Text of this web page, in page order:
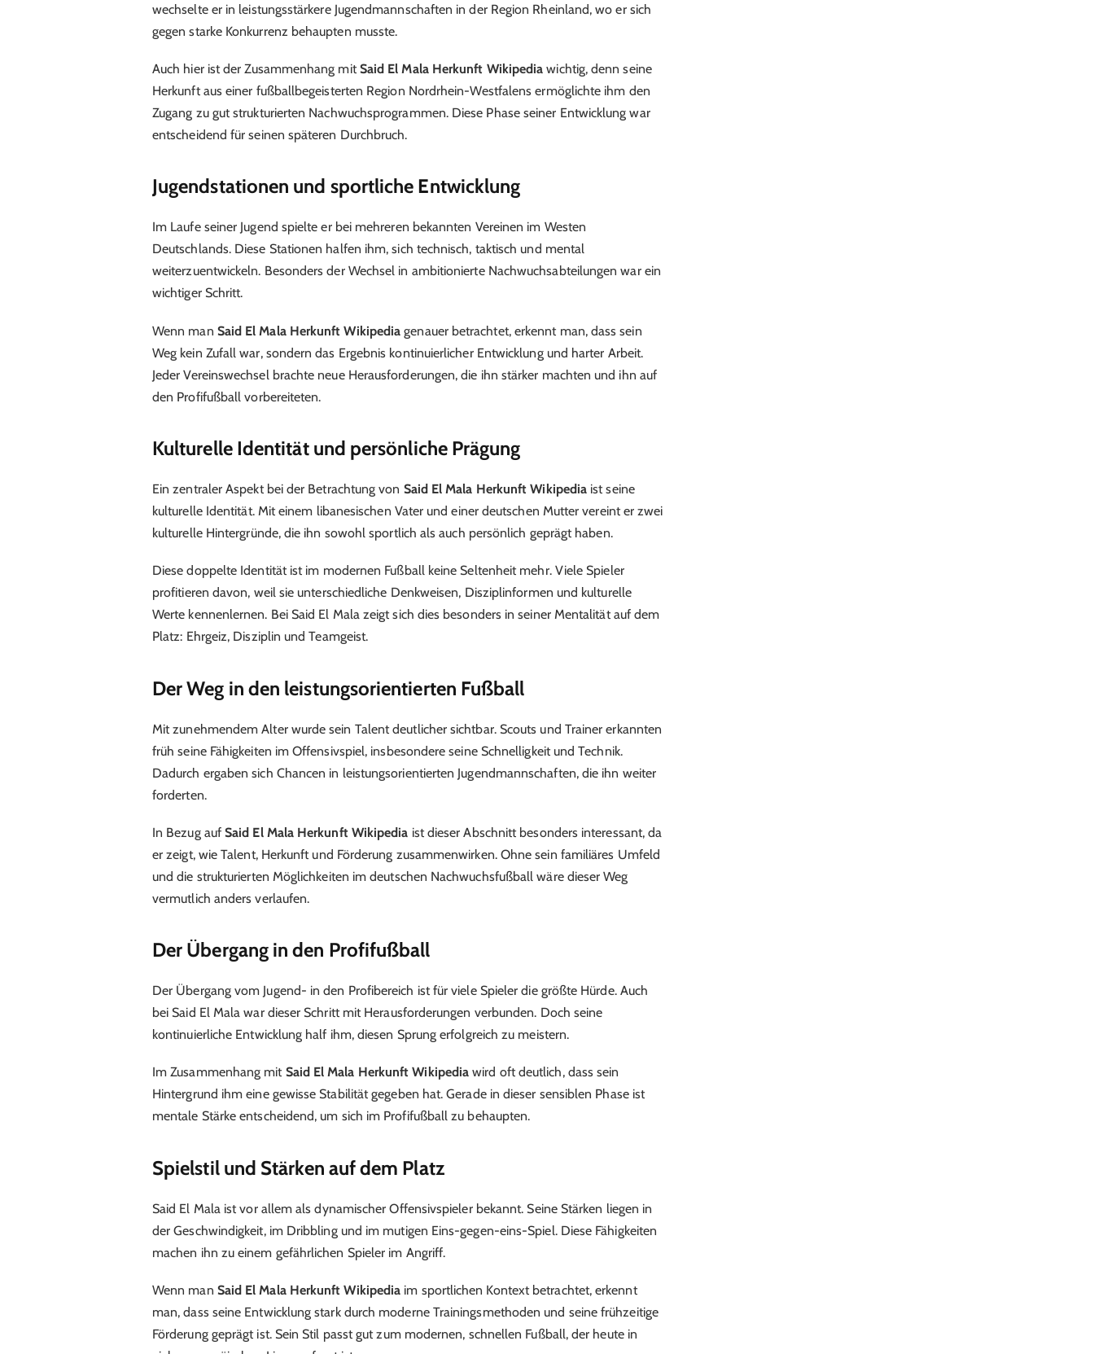
wechselte er in leistungsstärkere Jugendmannschaften in der Region Rheinland, wo er sich
gegen starke Konkurrenz behaupten musste.
Auch hier ist der Zusammenhang mitSaid El Mala Herkunft Wikipedia wichtig, denn seine
Herkunft aus einer fußballbegeisterten Region Nordrhein-Westfalens ermöglichte ihm den
Zugang zu gut strukturierten Nachwuchsprogrammen. Diese Phase seiner Entwicklung war
entscheidend für seinen späteren Durchbruch.
Jugendstationen und sportliche Entwicklung
Im Laufe seiner Jugend spielte er bei mehreren bekannten Vereinen im Westen
Deutschlands. Diese Stationen halfen ihm, sich technisch, taktisch und mental
weiterzuentwickeln. Besonders der Wechsel in ambitionierte Nachwuchsabteilungen war ein
wichtiger Schritt.
Wenn man Said El Mala Herkunft Wikipedia genauer betrachtet, erkennt man, dass sein
Weg kein Zufall war, sondern das Ergebnis kontinuierlicher Entwicklung und harter Arbeit.
Jeder Vereinswechsel brachte neue Herausforderungen, die ihn stärker machten und ihn auf
den Profifußball vorbereiteten.
Kulturelle Identität und persönliche Prägung
Ein zentraler Aspekt bei der Betrachtung von Said El Mala Herkunft Wikipedia ist seine
kulturelle Identität. Mit einem libanesischen Vater und einer deutschen Mutter vereint er zwei
kulturelle Hintergründe, die ihn sowohl sportlich als auch persönlich geprägt haben.
Diese doppelte Identität ist im modernen Fußball keine Seltenheit mehr. Viele Spieler
profitieren davon, weil sie unterschiedliche Denkweisen, Disziplinformen und kulturelle
Werte kennenlernen. Bei Said El Mala zeigt sich dies besonders in seiner Mentalität auf dem
Platz: Ehrgeiz, Disziplin und Teamgeist.
Der Weg in den leistungsorientierten Fußball
Mit zunehmendem Alter wurde sein Talent deutlicher sichtbar. Scouts und Trainer erkannten
früh seine Fähigkeiten im Offensivspiel, insbesondere seine Schnelligkeit und Technik.
Dadurch ergaben sich Chancen in leistungsorientierten Jugendmannschaften, die ihn weiter
forderten.
In Bezug aufSaid El Mala Herkunft Wikipedia ist dieser Abschnitt besonders interessant, da
er zeigt, wie Talent, Herkunft und Förderung zusammenwirken. Ohne sein familiäres Umfeld
und die strukturierten Möglichkeiten im deutschen Nachwuchsfußball wäre dieser Weg
vermutlich anders verlaufen.
Der Übergang in den Profifußball
Der Übergang vom Jugend- in den Profibereich ist für viele Spieler die größte Hürde. Auch
bei Said El Mala war dieser Schritt mit Herausforderungen verbunden. Doch seine
kontinuierliche Entwicklung half ihm, diesen Sprung erfolgreich zu meistern.
Im Zusammenhang mit Said El Mala Herkunft Wikipedia wird oft deutlich, dass sein
Hintergrund ihm eine gewisse Stabilität gegeben hat. Gerade in dieser sensiblen Phase ist
mentale Stärke entscheidend, um sich im Profifußball zu behaupten.
Spielstil und Stärken auf dem Platz
Said El Mala ist vor allem als dynamischer Offensivspieler bekannt. Seine Stärken liegen in
der Geschwindigkeit, im Dribbling und im mutigen Eins-gegen-eins-Spiel. Diese Fähigkeiten
machen ihn zu einem gefährlichen Spieler im Angriff.
Wenn man Said El Mala Herkunft Wikipedia im sportlichen Kontext betrachtet, erkennt
man, dass seine Entwicklung stark durch moderne Trainingsmethoden und seine frühzeitige
Förderung geprägt ist. Sein Stil passt gut zum modernen, schnellen Fußball, der heute in